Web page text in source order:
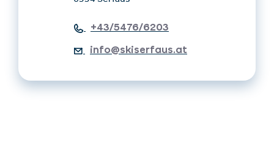
+43/5476/6203
info@skiserfaus.at